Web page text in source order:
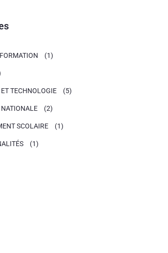
(1)
TECHNOLOGIE (5)
NATIONALE (2)
SCOLAIRE (1)
(1)